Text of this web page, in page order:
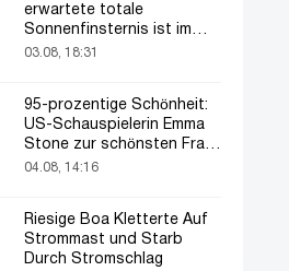
erwartete totale
Sonnenfinsternis ist im
August zu sehen
03.08, 18:31
95-prozentige Schönheit:
US-Schauspielerin Emma
Stone zur schönsten Frau
der Welt gekürt
04.08, 14:16
Riesige Boa Kletterte Auf
Strommast und Starb
Durch Stromschlag